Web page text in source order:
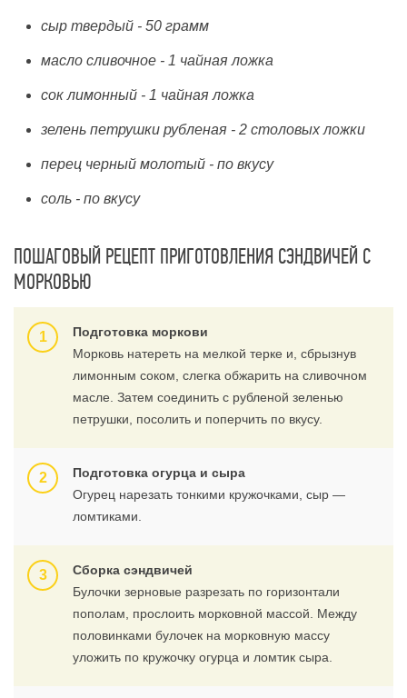
сыр твердый - 50 грамм
масло сливочное - 1 чайная ложка
сок лимонный - 1 чайная ложка
зелень петрушки рубленая - 2 столовых ложки
перец черный молотый - по вкусу
соль - по вкусу
ПОШАГОВЫЙ РЕЦЕПТ ПРИГОТОВЛЕНИЯ СЭНДВИЧЕЙ С
МОРКОВЬЮ
Подготовка моркови
Морковь натереть на мелкой терке и, сбрызнув
лимонным соком, слегка обжарить на сливочном
масле. Затем соединить с рубленой зеленью
петрушки, посолить и поперчить по вкусу.
Подготовка огурца и сыра
Огурец нарезать тонкими кружочками, сыр —
ломтиками.
Сборка сэндвичей
Булочки зерновые разрезать по горизонтали
пополам, прослоить морковной массой. Между
половинками булочек на морковную массу
уложить по кружочку огурца и ломтик сыра.